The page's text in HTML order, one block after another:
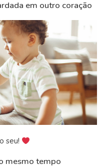
em outro coração
seu!
mesmo tempo